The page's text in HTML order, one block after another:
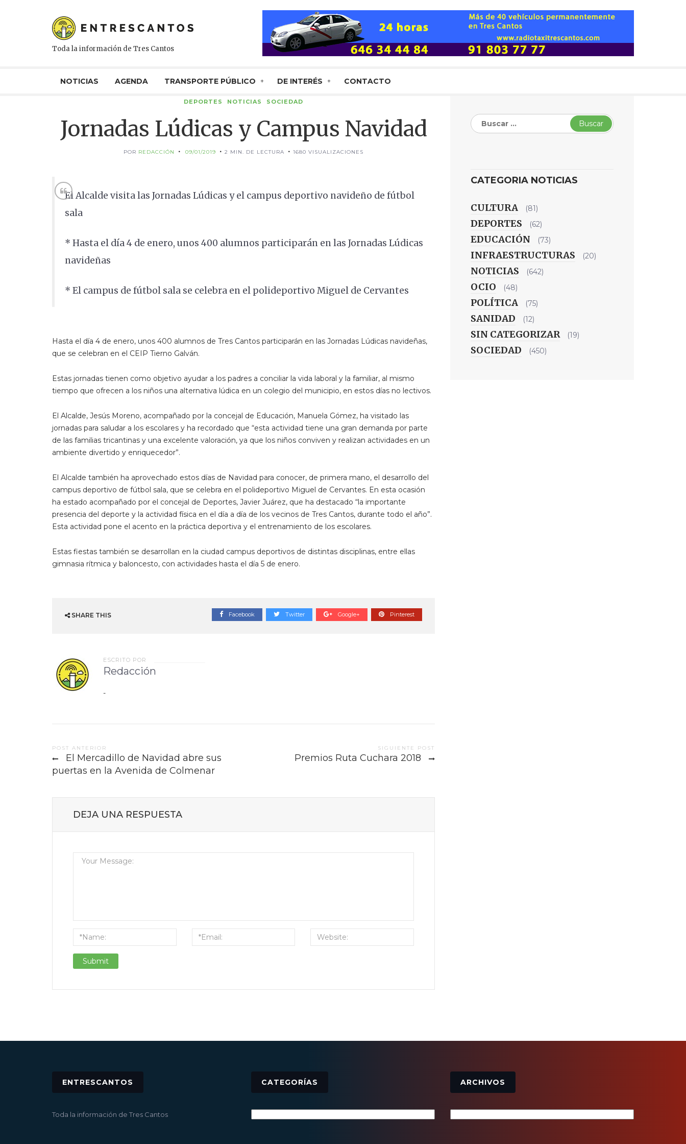
Toda la información de Tres Cantos
NOTICIAS AGENDA TRANSPORTE PÚBLICO DE INTERÉS CONTACTO
DEPORTES NOTICIAS SOCIEDAD
Jornadas Lúdicas y Campus Navidad
POR REDACCIÓN 09/01/2019 2 MIN. DE LECTURA 1680 VISUALIZACIONES
El Alcalde visita las Jornadas Lúdicas y el campus deportivo navideño de fútbol
sala
* Hasta el día 4 de enero, unos 400 alumnos participarán en las Jornadas Lúdicas
navideñas
* El campus de fútbol sala se celebra en el polideportivo Miguel de Cervantes
Hasta el día 4 de enero, unos 400 alumnos de Tres Cantos participarán en las Jornadas Lúdicas navideñas,
que se celebran en el CEIP Tierno Galván.
Estas jornadas tienen como objetivo ayudar a los padres a conciliar la vida laboral y la familiar, al mismo
tiempo que ofrecen a los niños una alternativa lúdica en un colegio del municipio, en estos días no lectivos.
El Alcalde, Jesús Moreno, acompañado por la concejal de Educación, Manuela Gómez, ha visitado las
jornadas para saludar a los escolares y ha recordado que “esta actividad tiene una gran demanda por parte
de las familias tricantinas y una excelente valoración, ya que los niños conviven y realizan actividades en un
ambiente divertido y enriquecedor”.
El Alcalde también ha aprovechado estos días de Navidad para conocer, de primera mano, el desarrollo del
campus deportivo de fútbol sala, que se celebra en el polideportivo Miguel de Cervantes. En esta ocasión
ha estado acompañado por el concejal de Deportes, Javier Juárez, que ha destacado “la importante
presencia del deporte y la actividad física en el día a día de los vecinos de Tres Cantos, durante todo el año”.
Esta actividad pone el acento en la práctica deportiva y el entrenamiento de los escolares.
Estas fiestas también se desarrollan en la ciudad campus deportivos de distintas disciplinas, entre ellas
gimnasia rítmica y baloncesto, con actividades hasta el día 5 de enero.
SHARE THIS Facebook Twitter Google+ Pinterest
ESCRITO POR
Redacción
-
Post
navigation
POST ANTERIOR
El Mercadillo de Navidad abre sus
puertas en la Avenida de Colmenar
SIGUIENTE POST
Premios Ruta Cuchara 2018
DEJA UNA RESPUESTA
Buscar:
CATEGORIA NOTICIAS
CULTURA (81)
DEPORTES (62)
EDUCACIÓN (73)
INFRAESTRUCTURAS (20)
NOTICIAS (642)
OCIO (48)
POLÍTICA (75)
SANIDAD (12)
SIN CATEGORIZAR (19)
SOCIEDAD (450)
ENTRESCANTOS
Toda la información de Tres Cantos
CATEGORÍAS ARCHIVOS